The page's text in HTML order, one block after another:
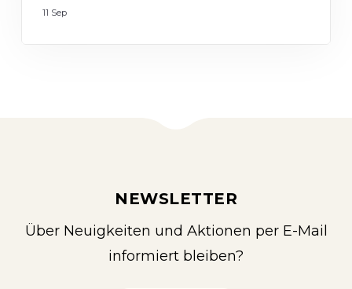
11 Sep
NEWSLETTER
Über Neuigkeiten und Aktionen per E-Mail
informiert bleiben?